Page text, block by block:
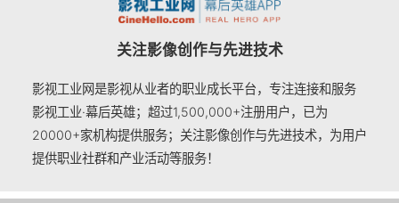
关注影像创作与先进技术
影视工业网是影视从业者的职业成长平台，专注连接和服务
影视工业·幕后英雄；超过1,500,000+注册用户，已为
20000+家机构提供服务；关注影像创作与先进技术，为用户
提供职业社群和产业活动等服务！